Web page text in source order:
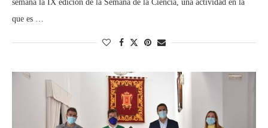
semana la IX edición de la Semana de la Ciencia, una actividad en la
que es …